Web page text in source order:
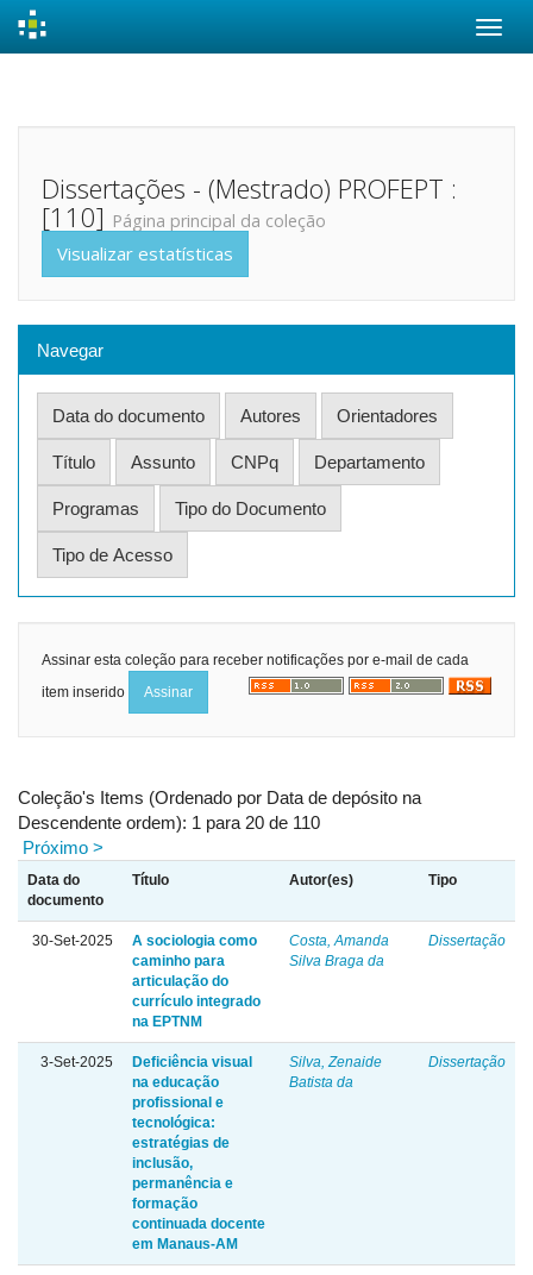
Dissertações - (Mestrado) PROFEPT :
[110] Página principal da coleção
Visualizar estatísticas
Navegar
Assinar esta coleção para receber notificações por e-mail de cada
item inserido
Coleção's Items (Ordenado por Data de depósito na
Descendente ordem): 1 para 20 de 110
Próximo >
Data do
documento
Título Autor(es) Tipo
30-Set-2025
A sociologia como
caminho para
articulação do
currículo integrado
na EPTNM
Costa, Amanda
Silva Braga da
Dissertação
3-Set-2025
Deficiência visual
na educação
profissional e
tecnológica:
estratégias de
inclusão,
permanência e
formação
continuada docente
em Manaus-AM
Silva, Zenaide
Batista da
Dissertação